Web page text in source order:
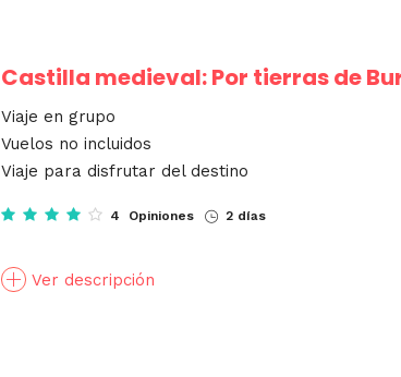
Castilla medieval: Por tierras de
Viaje en grupo
Vuelos no incluidos
Viaje para disfrutar del destino
4 Opiniones 2 días
Ver descripción